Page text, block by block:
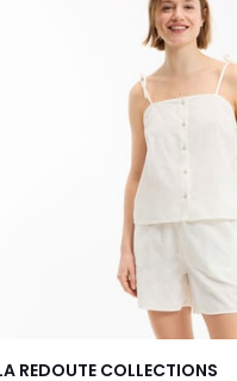
REDOUTE COLLECTIONS
5